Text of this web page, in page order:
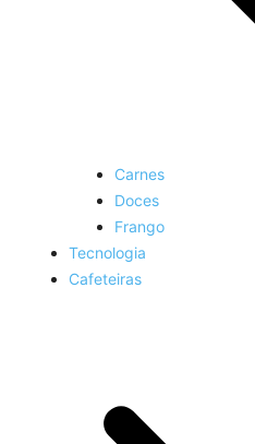
Carnes
Doces
Frango
Tecnologia
Cafeteiras